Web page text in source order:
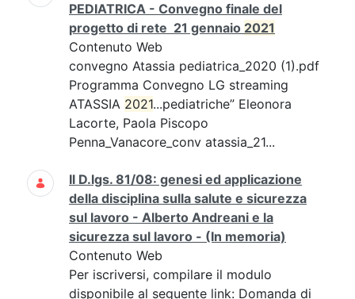
PEDIATRICA - Convegno finale del
progetto di rete 21 gennaio 2021
Contenuto Web
convegno Atassia pediatrica_2020 (1).pdf
Programma Convegno LG streaming
ATASSIA 2021...pediatriche” Eleonora
Lacorte, Paola Piscopo
Penna_Vanacore_conv atassia_21...
Il D.lgs. 81/08: genesi ed applicazione
della disciplina sulla salute e sicurezza
sul lavoro - Alberto Andreani e la
sicurezza sul lavoro - (In memoria)
Contenuto Web
Per iscriversi, compilare il modulo
disponibile al seguente link: Domanda di